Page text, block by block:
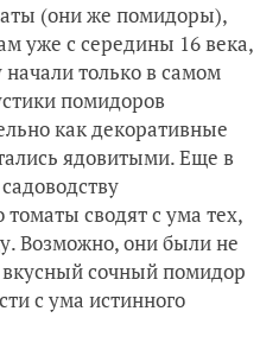
(они же помидоры),
уже с середины 16 века,
только в самом
помидоров
как декоративные
ядовитыми. Еще в
сводят с ума тех,
Возможно, они были не
сочный помидор
с ума истинного